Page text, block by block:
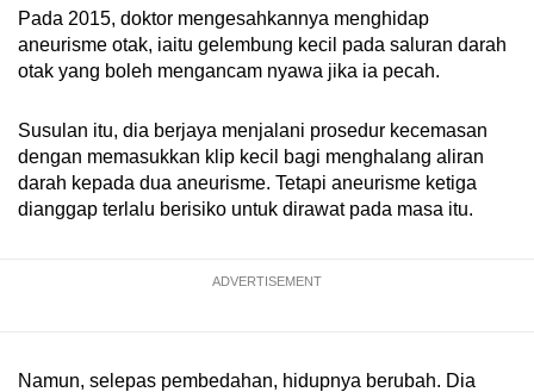
Pada 2015, doktor mengesahkannya menghidap
aneurisme otak, iaitu gelembung kecil pada saluran darah
otak yang boleh mengancam nyawa jika ia pecah.
Susulan itu, dia berjaya menjalani prosedur kecemasan
dengan memasukkan klip kecil bagi menghalang aliran
darah kepada dua aneurisme. Tetapi aneurisme ketiga
dianggap terlalu berisiko untuk dirawat pada masa itu.
ADVERTISEMENT
Namun, selepas pembedahan, hidupnya berubah. Dia